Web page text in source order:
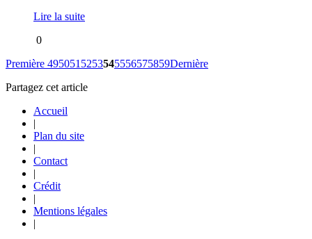
Lire la suite
0
Première 4950515253545556575859Dernière
Partagez cet article
Accueil
|
Plan du site
|
Contact
|
Crédit
|
Mentions légales
|